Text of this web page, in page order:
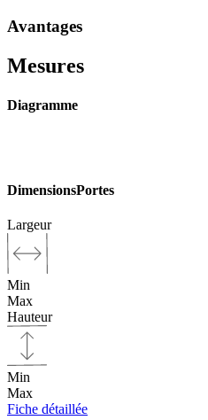
Avantages
Mesures
Diagramme
DimensionsPortes
Largeur
Min
Max
Hauteur
Min
Max
Fiche détaillée